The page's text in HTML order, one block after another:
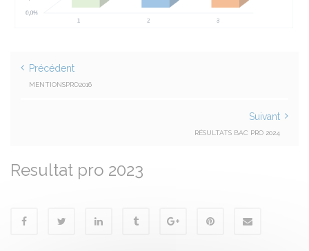
Précédent
MENTIONSPRO2016
Suivant
RÉSULTATS BAC PRO 2024
Resultat pro 2023